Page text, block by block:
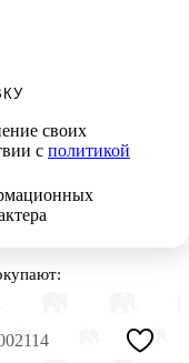
своих
с политикой